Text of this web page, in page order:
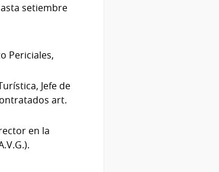
setiembre
Periciales,
Jefe de
art.
en la